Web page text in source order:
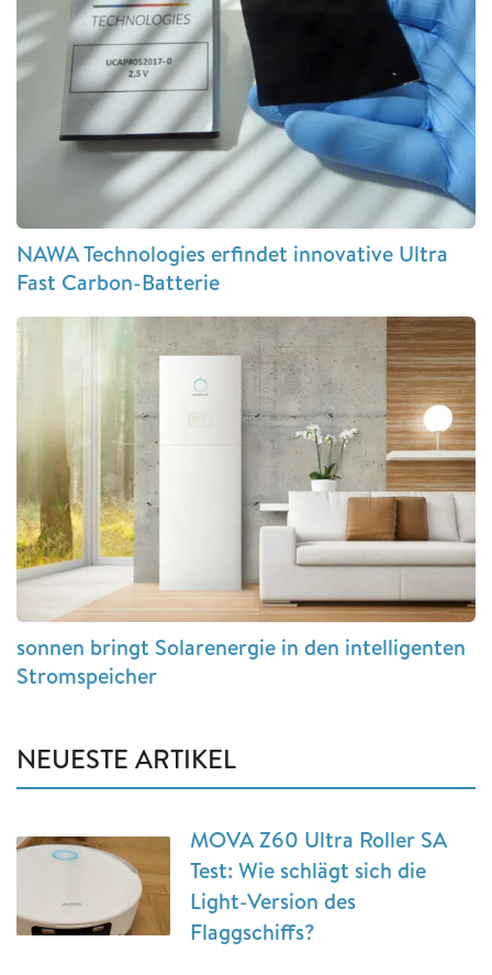
NAWA Technologies erfindet innovative Ultra
Fast Carbon-Batterie
sonnen bringt Solarenergie in den intelligenten
Stromspeicher
NEUESTE ARTIKEL
MOVA Z60 Ultra Roller SA
Test: Wie schlägt sich die
Light-Version des
Flaggschiffs?